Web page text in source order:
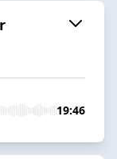
19:46